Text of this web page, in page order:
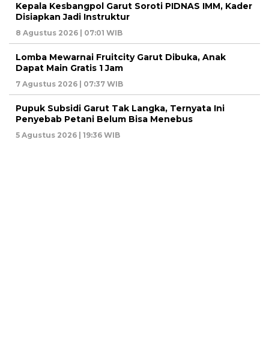
Kepala Kesbangpol Garut Soroti PIDNAS IMM, Kader
Disiapkan Jadi Instruktur
8 Agustus 2026 | 07:01 WIB
Lomba Mewarnai Fruitcity Garut Dibuka, Anak
Dapat Main Gratis 1 Jam
7 Agustus 2026 | 07:37 WIB
Pupuk Subsidi Garut Tak Langka, Ternyata Ini
Penyebab Petani Belum Bisa Menebus
5 Agustus 2026 | 19:36 WIB